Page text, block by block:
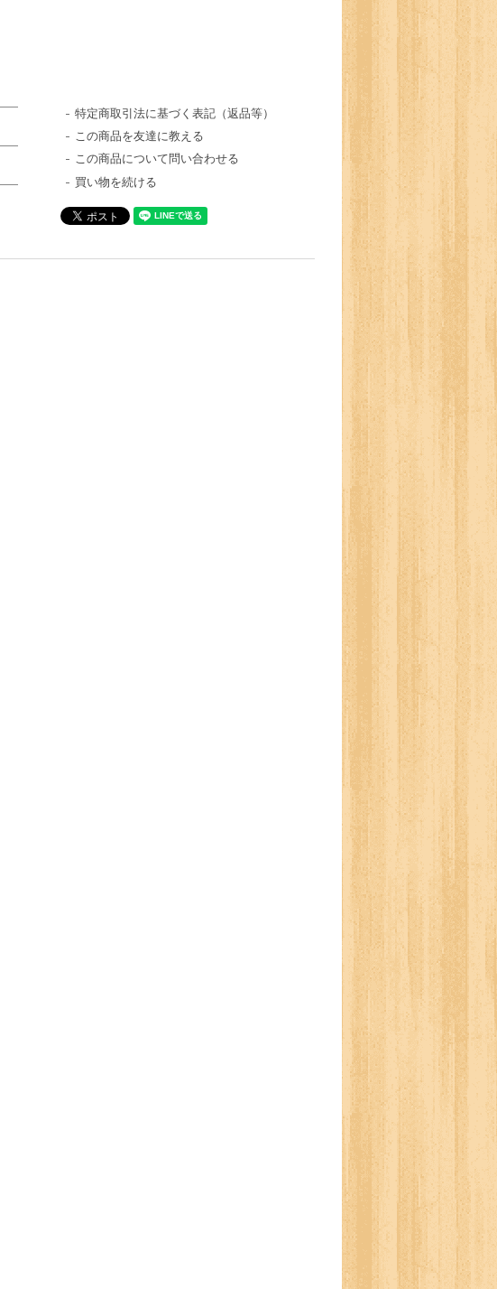
特定商取引法に基づく表記（返品等）
この商品を友達に教える
この商品について問い合わせる
買い物を続ける